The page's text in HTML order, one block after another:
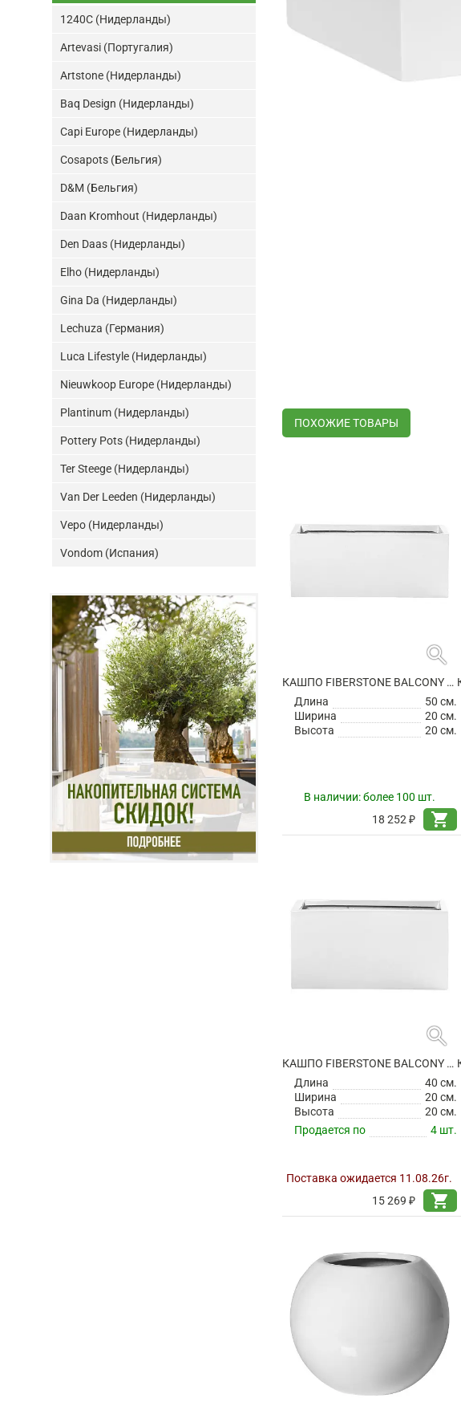
ПОХОЖИЕ ТОВАРЫ
search
КАШПО FIBERSTONE BALCONY S GLOSSY WHITE
Длина
50 см.
Ширина
20 см.
Высота
20 см.
В наличии:более 100 шт.
18 252 ₽
shopping_cart
search
КАШПО FIBERSTONE BALCONY XS GLOSSY WHITE
Длина
40 см.
Ширина
20 см.
Высота
20 см.
Продается по
4 шт.
Поставка ожидается 11.08.26г.
15 269 ₽
shopping_cart
1240C (Нидерланды)
Artevasi (Португалия)
Artstone (Нидерланды)
Baq Design (Нидерланды)
Capi Europe (Нидерланды)
Cosapots (Бельгия)
D&M (Бельгия)
Daan Kromhout (Нидерланды)
Den Daas (Нидерланды)
Elho (Нидерланды)
Gina Da (Нидерланды)
Lechuza (Германия)
Luca Lifestyle (Нидерланды)
Nieuwkoop Europe (Нидерланды)
Plantinum (Нидерланды)
Pottery Pots (Нидерланды)
Ter Steege (Нидерланды)
Van Der Leeden (Нидерланды)
Vepo (Нидерланды)
Vondom (Испания)